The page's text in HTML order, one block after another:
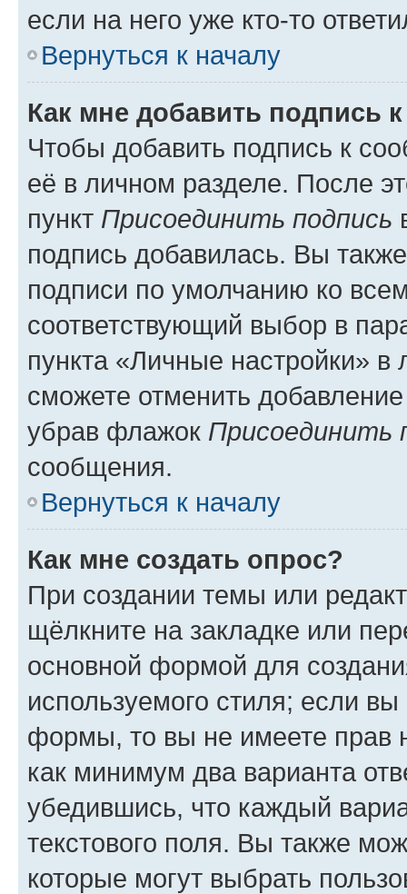
если на него уже кто-то
Вернуться к началу
Как мне добавить подпись
Чтобы добавить подпись к
её в личном разделе. После
пункт Присоединить подпись
подпись добавилась. Вы
подписи по умолчанию ко
соответствующий выбор в
пункта «Личные настройки»
сможете отменить
убрав флажок Присоединить
сообщения.
Вернуться к началу
Как мне создать опрос?
При создании темы или
щёлкните на закладке или
основной формой для
используемого стиля; если
формы, то вы не имеете прав
как минимум два варианта
убедившись, что каждый
текстового поля. Вы также
которые могут выбрать